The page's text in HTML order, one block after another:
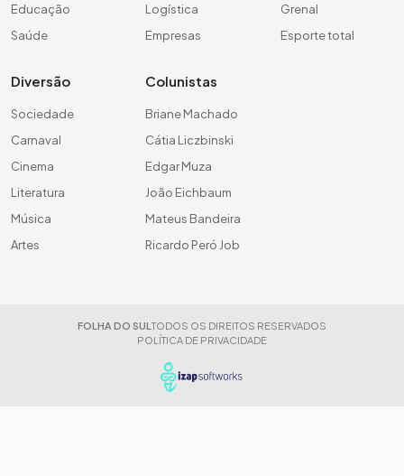
Educação
Saúde
Logística
Empresas
Grenal
Esporte total
Diversão
Sociedade
Carnaval
Cinema
Literatura
Música
Artes
Colunistas
Briane Machado
Cátia Liczbinski
Edgar Muza
João Eichbaum
Mateus Bandeira
Ricardo Peró Job
FOLHA DO SUL TODOS OS DIREITOS RESERVADOS
POLÍTICA DE PRIVACIDADE